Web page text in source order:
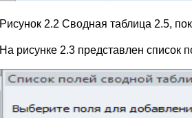
Рисунок 2.2 Сводная таблица 2.5,
На рисунке 2.3 представлен список